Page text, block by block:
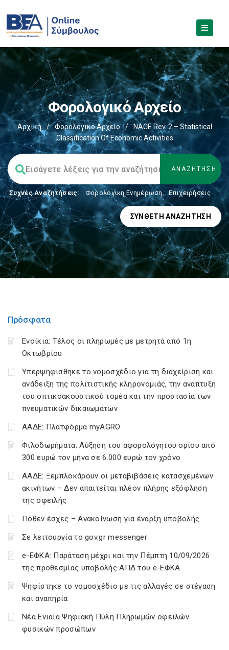
Φορολογικό Αρχείο
Αρχική / Φορολογικό Αρχείο /
NACE Rev. 2 – Statistical
Classification Of Economic Activities
Συχνές Αναζητήσεις: Φορολογικη Ενημέρωση, Επιχειρήσεις
ΣΎΝΘΕΤΗ ΑΝΑΖΉΤΗΣΗ
Πρόσφατα
Ενοίκια: Τέλος οι πληρωμές με μετρητά από 1η
Οκτωβρίου
Υπερψηφίσθηκε το νομοσχέδιο για τη διαχείριση και
ανάδειξη της πολιτιστικής κληρονομιάς, την ανάπτυξη
του οπτικοακουστικού τομέα και την προστασία των
πνευματικών δικαιωμάτων
ΑΑΔΕ: Πλατφόρμα myAGRO
Φιλοδωρήματα: Αύξηση του αφορολόγητου ορίου από
300 ευρώ τον μήνα σε 6.000 ευρώ τον χρόνο
ΑΑΔΕ: Ξεμπλοκάρουν οι μεταβιβάσεις κατασχεμένων
ακινήτων – Δεν απαιτείται πλέον πλήρης εξόφληση
της οφειλής
Πόθεν έσχες – Ανακοίνωση για έναρξη υποβολής
Σε λειτουργία το gov.gr messenger
e-ΕΦΚΑ: Παράταση μέχρι και την Πέμπτη 10/09/2026
της προθεσμίας υποβολής ΑΠΔ του e-ΕΦΚΑ
Ψηφίστηκε το νομοσχέδιο με τις αλλαγές σε στέγαση
και αναπηρία
Νέα Ενιαία Ψηφιακή Πύλη Πληρωμών οφειλών
φυσικών προσώπων